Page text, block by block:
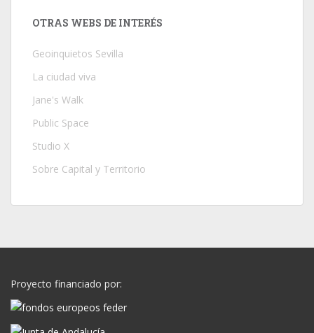
OTRAS WEBS DE INTERÉS
Geoinquietos Sevilla
La ciudad viva
Jane's Walk
Public Space
Studio X
Sobre Capital y Territorio
Proyecto financiado por: